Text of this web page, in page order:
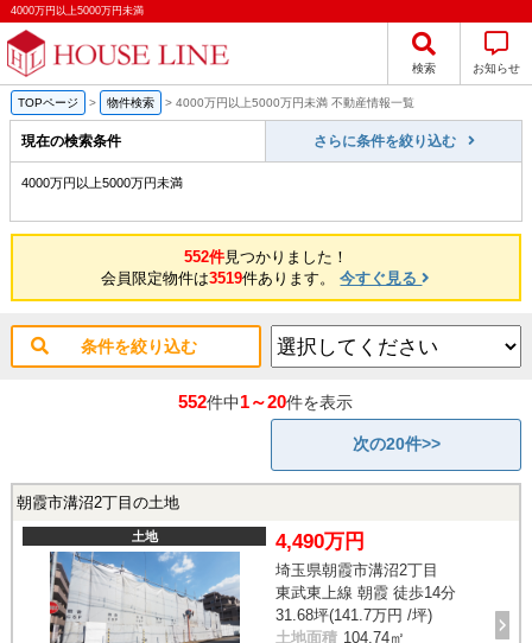
4000万円以上5000万円未満
検索 お知らせ
TOPページ > 物件検索 > 4000万円以上5000万円未満 不動産情報一覧
現在の検索条件 さらに条件を絞り込む
4000万円以上5000万円未満
552件見つかりました！
会員限定物件は3519件あります。今すぐ見る
条件を絞り込む
552件中1～20件を表示
次の20件>>
朝霞市溝沼2丁目の土地
土地 4,490万円
埼玉県朝霞市溝沼2丁目
東武東上線 朝霞 徒歩14分
31.68坪(141.7万円 /坪)
土地面積 104.74㎡